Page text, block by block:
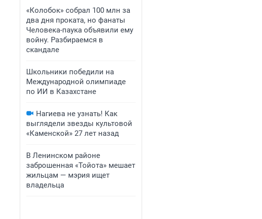
«Колобок» собрал 100 млн за
два дня проката, но фанаты
Человека-паука объявили ему
войну. Разбираемся в
скандале
Школьники победили на
Международной олимпиаде
по ИИ в Казахстане
Нагиева не узнать! Как
выглядели звезды культовой
«Каменской» 27 лет назад
В Ленинском районе
заброшенная «Тойота» мешает
жильцам — мэрия ищет
владельца